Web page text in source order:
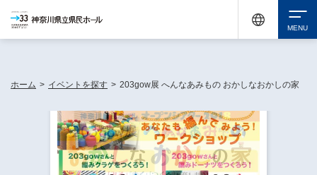
チケット購入
ホーム > イベントを探す > 203gow展 へんなあみもの おかしなおかしの家